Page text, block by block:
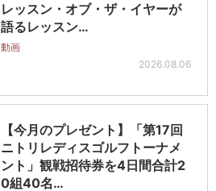
レッスン・オブ・ザ・イヤーが
語るレッスン…
動画
2026.08.06
【今月のプレゼント】「第17回
ニトリレディスゴルフトーナメ
ント」観戦招待券を4日間合計2
0組40名…